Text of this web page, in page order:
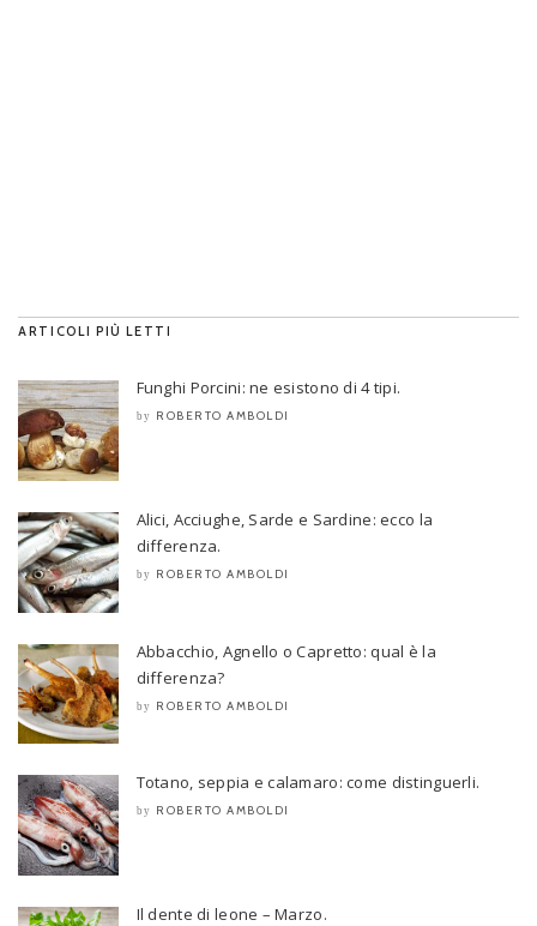
ARTICOLI PIÙ LETTI
Funghi Porcini: ne esistono di 4 tipi.
by ROBERTO AMBOLDI
Alici, Acciughe, Sarde e Sardine: ecco la
differenza.
by ROBERTO AMBOLDI
Abbacchio, Agnello o Capretto: qual è la
differenza?
by ROBERTO AMBOLDI
Totano, seppia e calamaro: come distinguerli.
by ROBERTO AMBOLDI
Il dente di leone – Marzo.